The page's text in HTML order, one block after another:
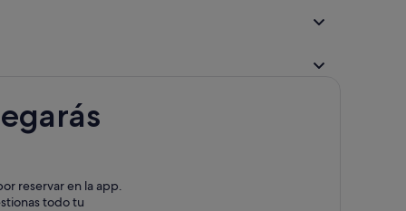
reservar en la app.
todo tu